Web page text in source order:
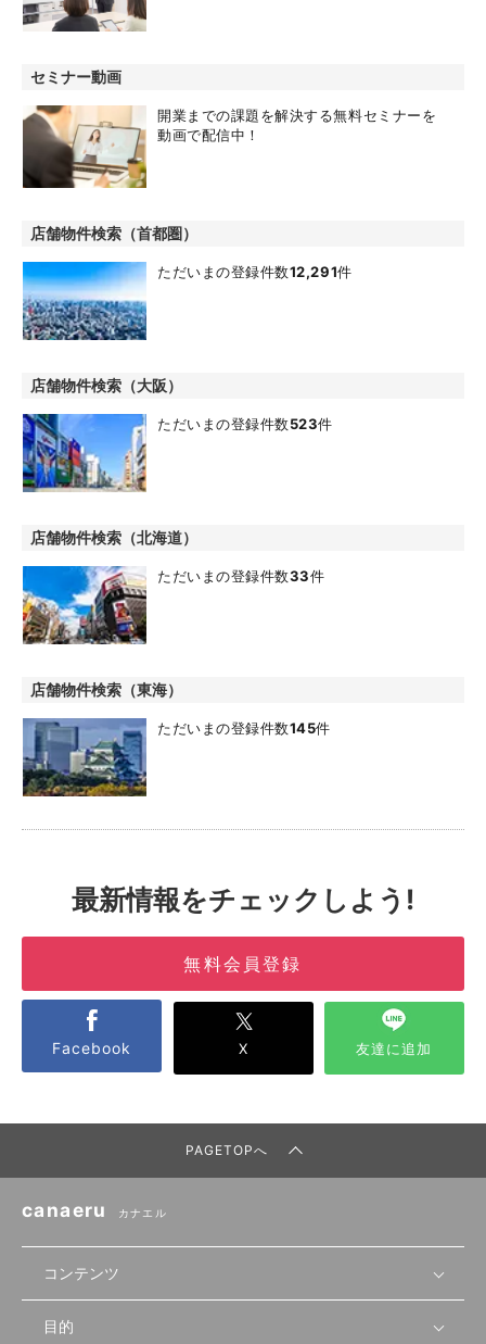
セミナー動画
開業までの課題を解決する無料セミナーを
動画で配信中！
店舗物件検索（首都圏）
ただいまの登録件数12,291件
店舗物件検索（大阪）
ただいまの登録件数523件
店舗物件検索（北海道）
ただいまの登録件数33件
店舗物件検索（東海）
ただいまの登録件数145件
最新情報をチェックしよう!
無料会員登録
Facebook X 友達に追加
PAGETOPへ
canaeru カナエル
コンテンツ
無料開業相談
目的